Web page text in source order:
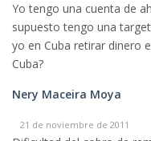
Yo tengo una cuenta de
supuesto tengo una
yo en Cuba retirar dinero
Cuba?
Nery Maceira Moya
21 de noviembre de 2011